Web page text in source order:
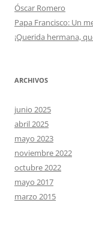
Óscar Romero
Papa Francisco: Un
¡Querida hermana,
ARCHIVOS
junio 2025
abril 2025
mayo 2023
noviembre 2022
octubre 2022
mayo 2017
marzo 2015